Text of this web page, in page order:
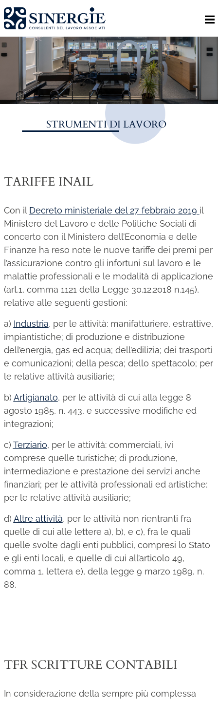
Homepage
Lo studio
Lo studio
Dott. Riccardo Canu
P.az. Roberta Gregoris
Servizi
Amministrazione del personale
EPACA
Labour Mobility
Strumenti di lavoro
Area riservata
Contatti
Contatti
STRUMENTI DI LAVORO
TARIFFE INAIL
Con il Decreto ministeriale del 27 febbraio 2019 il
Ministero del Lavoro e delle Politiche Sociali di
concerto con il Ministero dell’Economia e delle
Finanze ha reso note le nuove tariffe dei premi per
l’assicurazione contro gli infortuni sul lavoro e le
malattie professionali e le modalità di applicazione
(art.1, comma 1121 della Legge 30.12.2018 n.145),
relative alle seguenti gestioni:
a) Industria, per le attività: manifatturiere, estrattive,
impiantistiche; di produzione e distribuzione
dell’energia, gas ed acqua; dell’edilizia; dei trasporti
e comunicazioni; della pesca; dello spettacolo; per
le relative attività ausiliarie;
b) Artigianato, per le attività di cui alla legge 8
agosto 1985, n. 443, e successive modifiche ed
integrazioni;
c) Terziario, per le attività: commerciali, ivi
comprese quelle turistiche; di produzione,
intermediazione e prestazione dei servizi anche
finanziari; per le attività professionali ed artistiche:
per le relative attività ausiliarie;
d) Altre attività, per le attività non rientranti fra
quelle di cui alle lettere a), b), e c), fra le quali
quelle svolte dagli enti pubblici, compresi lo Stato
e gli enti locali, e quelle di cui all’articolo 49,
comma 1, lettera e), della legge 9 marzo 1989, n.
88.
TFR SCRITTURE CONTABILI
In considerazione della sempre più complessa